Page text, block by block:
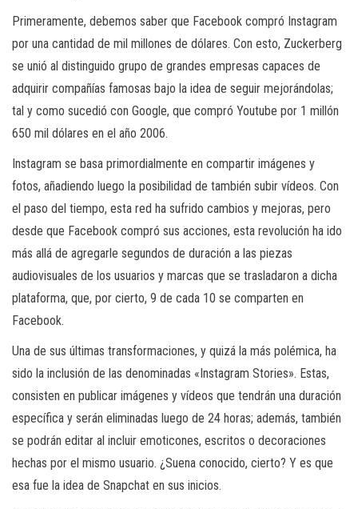
Primeramente, debemos saber que Facebook compró Instagram
por una cantidad de mil millones de dólares. Con esto, Zuckerberg
se unió al distinguido grupo de grandes empresas capaces de
adquirir compañías famosas bajo la idea de seguir mejorándolas;
tal y como sucedió con Google, que compró Youtube por 1 millón
650 mil dólares en el año 2006.
Instagram se basa primordialmente en compartir imágenes y
fotos, añadiendo luego la posibilidad de también subir vídeos. Con
el paso del tiempo, esta red ha sufrido cambios y mejoras, pero
desde que Facebook compró sus acciones, esta revolución ha ido
más allá de agregarle segundos de duración a las piezas
audiovisuales de los usuarios y marcas que se trasladaron a dicha
plataforma, que, por cierto, 9 de cada 10 se comparten en
Facebook.
Una de sus últimas transformaciones, y quizá la más polémica, ha
sido la inclusión de las denominadas «Instagram Stories». Estas,
consisten en publicar imágenes y vídeos que tendrán una duración
específica y serán eliminadas luego de 24 horas; además, también
se podrán editar al incluir emoticones, escritos o decoraciones
hechas por el mismo usuario. ¿Suena conocido, cierto? Y es que
esa fue la idea de Snapchat en sus inicios.